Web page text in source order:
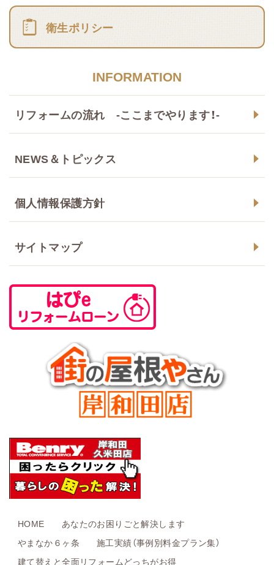
衛生ポリシー
INFORMATION
リフォームの流れ -ここまでやります！-
NEWS＆トピックス
個人情報保護方針
サイトマップ
HOME
あなたのお困りごと解決します
やまなか６ヶ条
施工実績（事例別料金プラン集）
建て替えと全面リフォームどっちがお得